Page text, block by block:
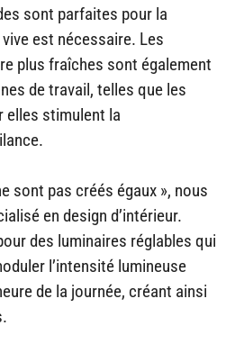
sont parfaites pour la
est nécessaire. Les
plus fraîches sont également
de travail, telles que les
elles stimulent la
sont pas créés égaux », nous
en design d’intérieur.
des luminaires réglables qui
l’intensité lumineuse
de la journée, créant ainsi